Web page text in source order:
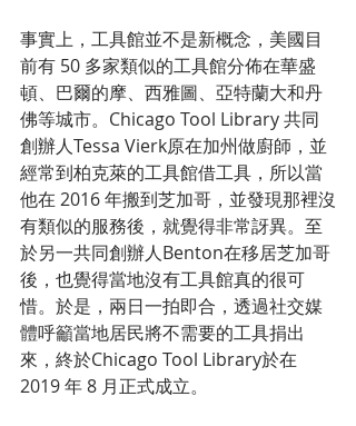
事實上，工具館並不是新概念，美國目
前有 50 多家類似的工具館分佈在華盛
頓、巴爾的摩、西雅圖、亞特蘭大和丹
佛等城市。Chicago Tool Library 共同
創辦人Tessa Vierk原在加州做廚師，並
經常到柏克萊的工具館借工具，所以當
他在 2016 年搬到芝加哥，並發現那裡沒
有類似的服務後，就覺得非常訝異。至
於另一共同創辦人Benton在移居芝加哥
後，也覺得當地沒有工具館真的很可
惜。於是，兩日一拍即合，透過社交媒
體呼籲當地居民將不需要的工具捐出
來，終於Chicago Tool Library於在
2019 年 8 月正式成立。